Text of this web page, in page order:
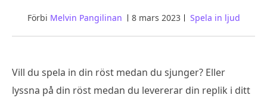
Förbi Melvin Pangilinan 8 mars 2023 Spela in ljud
Vill du spela in din röst medan du sjunger? Eller
lyssna på din röst medan du levererar din replik i ditt